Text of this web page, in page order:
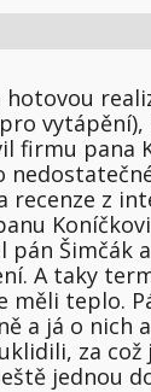
hotovou
vytápění),
firmu pana
recenze z
pán Šimčák
A taky
měli teplo.
a já o nich
za
jednou